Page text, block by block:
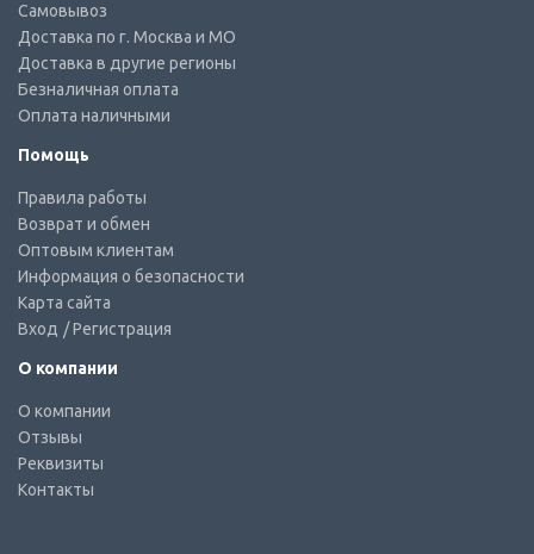
Самовывоз
Доставка по г. Москва и МО
Доставка в другие регионы
Безналичная оплата
Оплата наличными
Помощь
Правила работы
Возврат и обмен
Оптовым клиентам
Информация о безопасности
Карта сайта
Вход / Регистрация
О компании
О компании
Отзывы
Реквизиты
Контакты